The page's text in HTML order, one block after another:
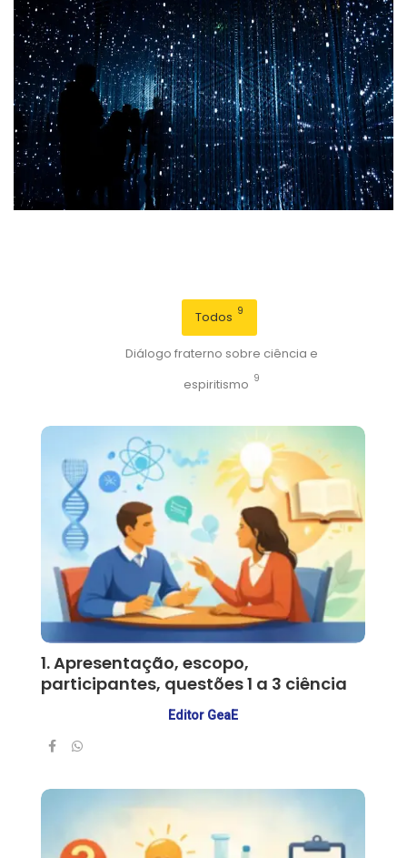
Todos 9
Diálogo fraterno sobre ciência e
espiritismo 9
1. Apresentação, escopo,
participantes, questões 1 a 3 ciência
Editor GeaE